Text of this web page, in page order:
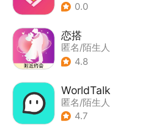
0.0
恋搭
匿名/陌生人
4.8
WorldTalk
匿名/陌生人
4.7